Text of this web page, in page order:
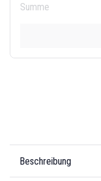
Summe
Beschreibung